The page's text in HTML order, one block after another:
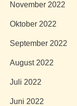
November 2022
Oktober 2022
September 2022
August 2022
Juli 2022
Juni 2022